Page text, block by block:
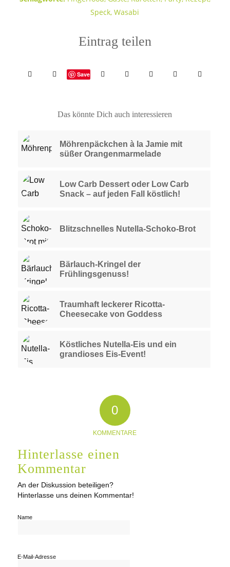
Speck,Wasabi
Eintrag teilen
Save
Das könnte Dich auch interessieren
Möhrenpäckchen à la Jamie mit
süßer Orangenmarmelade
Low Carb Dessert oder Low Carb
Snack – auf jeden Fall köstlich!
Blitzschnelles Nutella-Schoko-Brot
Bärlauch-Kringel der
Frühlingsgenuss!
Traumhaft leckerer Ricotta-
Cheesecake von Goddess
Köstliches Nutella-Eis und ein
grandioses Eis-Event!
0
KOMMENTARE
Hinterlasse einen
Kommentar
An der Diskussion beteiligen?
Hinterlasse uns deinen Kommentar!
Name
E-Mail-Adresse